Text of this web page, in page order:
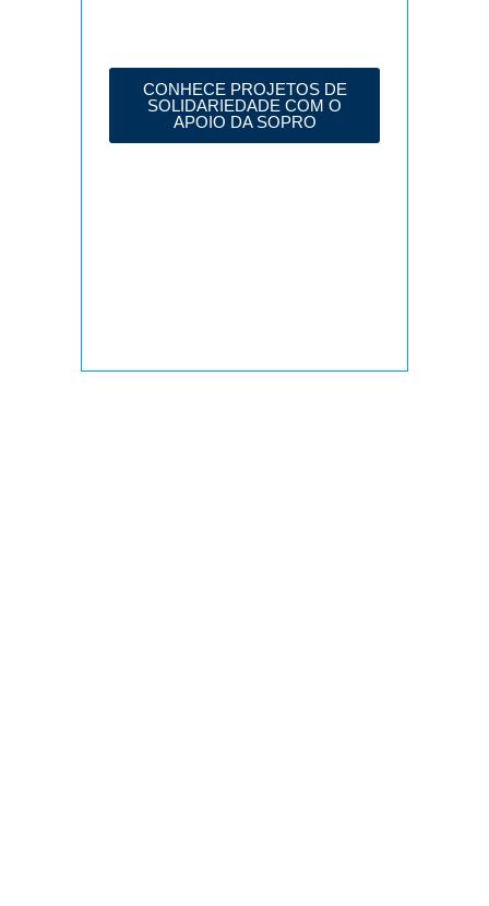
CONHECE PROJETOS DE
SOLIDARIEDADE COM O
APOIO DA SOPRO